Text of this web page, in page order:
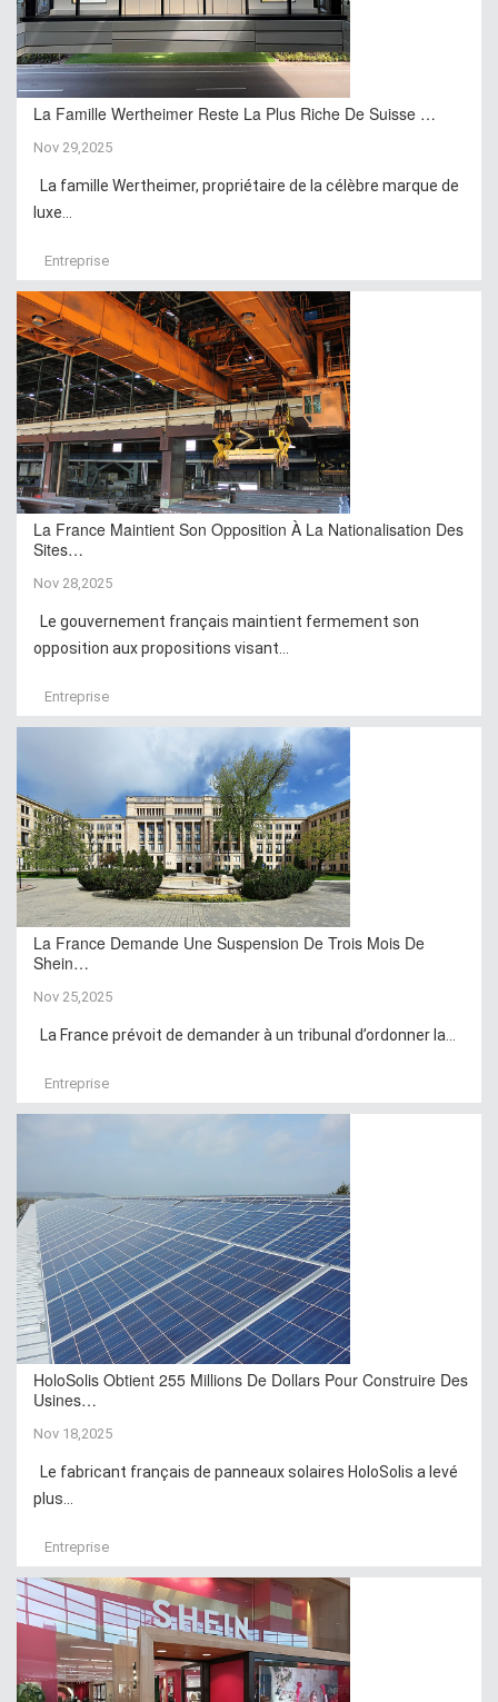
La Famille Wertheimer Reste La Plus Riche De Suisse …
Nov 29,2025
La famille Wertheimer, propriétaire de la célèbre marque de
luxe...
Entreprise
La France Maintient Son Opposition À La Nationalisation Des
Sites…
Nov 28,2025
Le gouvernement français maintient fermement son
opposition aux propositions visant...
Entreprise
La France Demande Une Suspension De Trois Mois De
Shein…
Nov 25,2025
La France prévoit de demander à un tribunal d’ordonner la...
Entreprise
HoloSolis Obtient 255 Millions De Dollars Pour Construire Des
Usines…
Nov 18,2025
Le fabricant français de panneaux solaires HoloSolis a levé
plus...
Entreprise